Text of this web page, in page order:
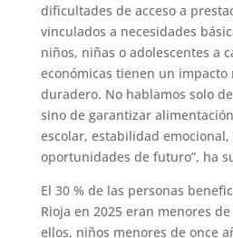
dificultades de acceso a
vinculados a necesidades
niños, niñas o adolescentes a
económicas tienen un impacto
duradero. No hablamos solo
sino de garantizar
escolar, estabilidad emocional,
oportunidades de futuro”, ha
El 30 % de las personas
Rioja en 2025 eran menores
ellos, niños menores de once